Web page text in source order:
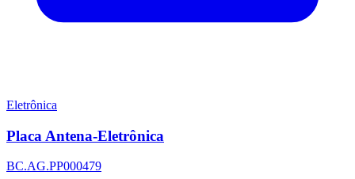
Eletrônica
Placa Antena-Eletrônica
BC.AG.PP000479